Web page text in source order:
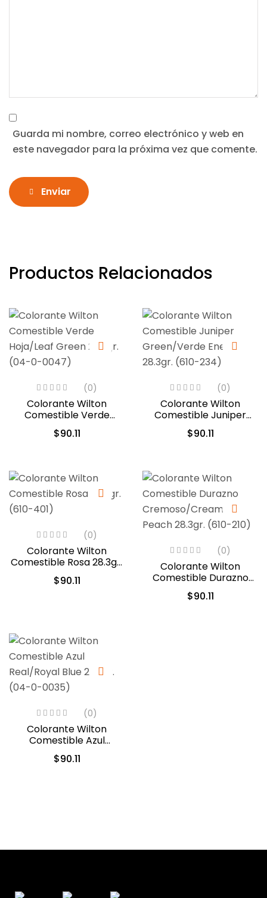
Guarda mi nombre, correo electrónico y web en
este navegador para la próxima vez que comente.
Enviar
Productos Relacionados
(0)
Colorante Wilton
Comestible Verde
Hoja/Leaf Green 28.3gr.
(04-0-0047)
$90.11
(0)
Colorante Wilton
Comestible Juniper
Green/Verde Enebro
28.3gr. (610-234)
$90.11
(0)
Colorante Wilton
Comestible Rosa 28.3gr.
(610-401)
$90.11
(0)
Colorante Wilton
Comestible Durazno
Cremoso/Creamy
Peach 28.3gr. (610-210)
$90.11
(0)
Colorante Wilton
Comestible Azul
Real/Royal Blue 28.3gr.
(04-0-0035)
$90.11